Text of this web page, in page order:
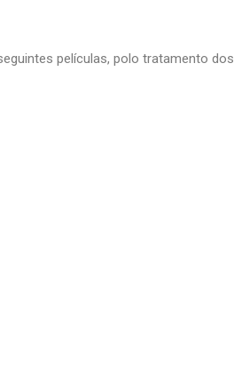
películas, polo tratamento dos